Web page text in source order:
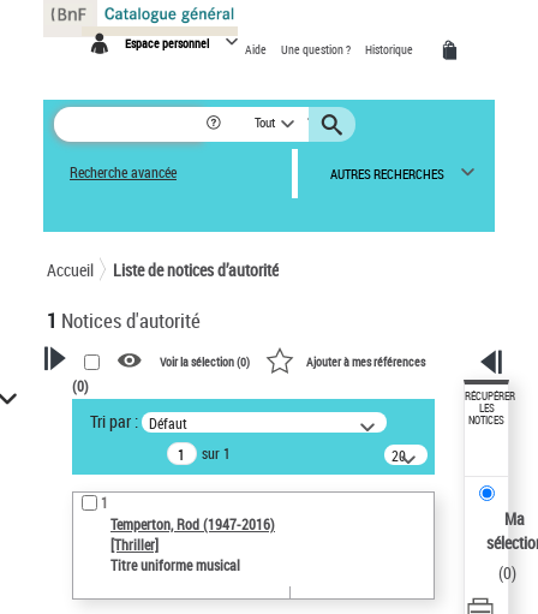
Espace personnel Aide Une question ? Historique
Tout
Recherche avancée AUTRES RECHERCHES
Accueil Liste de notices d’autorité
1 Notices d'autorité
VOTRE RECHERCHE
Recherche avancée dans les
notices d’autorité
Œuvres liées à l'auteur :
Temperton, Rod (1947-2016)
Voir la sélection (0) Ajouter à mes références
(0)
Tri par : Défaut
sur 1
20
résultats/page
1
Temperton, Rod (1947-2016)
[Thriller]
Titre uniforme musical
RÉCUPÉRER
LES
NOTICES
Ma
(0)
Panneau de gestion des cookies